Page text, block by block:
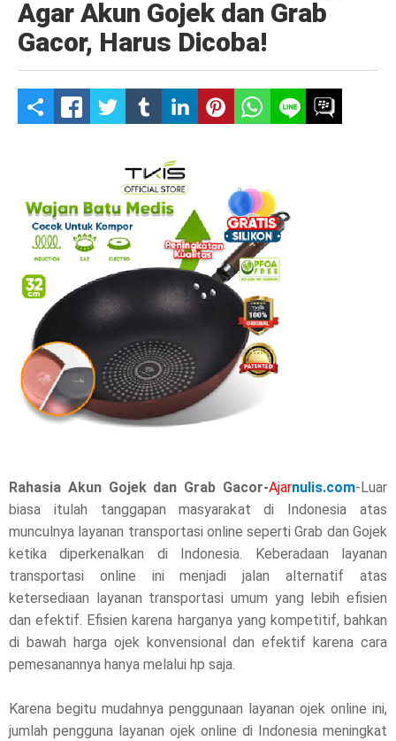
Agar Akun Gojek dan Grab
Gacor, Harus Dicoba!
S
t
s
s
t
p
e
a
Rahasia Akun Gojek dan Grab Gacor-Ajarnulis.com-Luar
biasa itulah tanggapan masyarakat di Indonesia atas
munculnya layanan transportasi online seperti Grab dan Gojek
ketika diperkenalkan di Indonesia. Keberadaan layanan
transportasi online ini menjadi jalan alternatif atas
ketersediaan layanan transportasi umum yang lebih efisien
dan efektif. Efisien karena harganya yang kompetitif, bahkan
di bawah harga ojek konvensional dan efektif karena cara
pemesanannya hanya melalui hp saja.
Karena begitu mudahnya penggunaan layanan ojek online ini,
jumlah pengguna layanan ojek online di Indonesia meningkat